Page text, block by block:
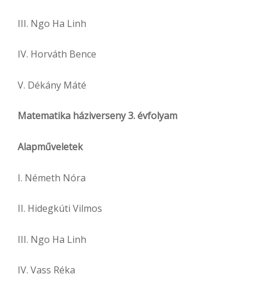
III. Ngo Ha Linh
IV. Horváth Bence
V. Dékány Máté
Matematika háziverseny 3. évfolyam
Alapműveletek
I. Németh Nóra
II. Hidegkúti Vilmos
III. Ngo Ha Linh
IV. Vass Réka